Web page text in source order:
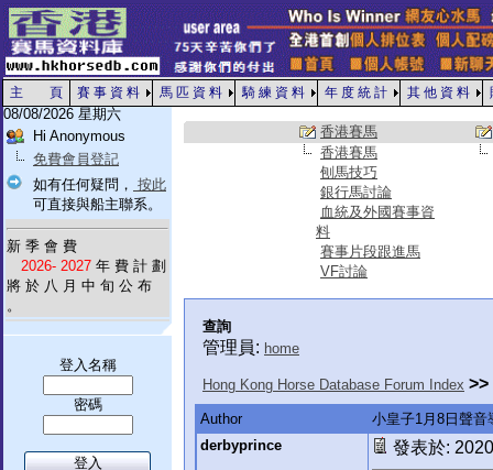
主 頁 賽 事 資 料 馬 匹 資 料 騎 練 資 料 年 度 統 計 其 他 資 料
08/08/2026 星期六
Hi Anonymous
免費會員登記
如有任何疑問， 按此
可直接與船主聯系。
新 季 會 費
2026- 2027 年 費 計 劃
將 於 八 月 中 旬 公 布
。
登入名稱
密碼
香港賽馬
香港賽馬
刨馬技巧
銀行馬討論
血統及外國賽事資
料
賽事片段跟進馬
VF討論
查詢
管理員: home
Hong Kong Horse Database Forum Index >>
Author
小皇子1月8日聲音
derbyprince
發表於: